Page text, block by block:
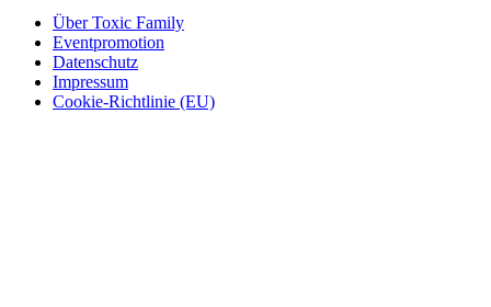
Über Toxic Family
Eventpromotion
Datenschutz
Impressum
Cookie-Richtlinie (EU)